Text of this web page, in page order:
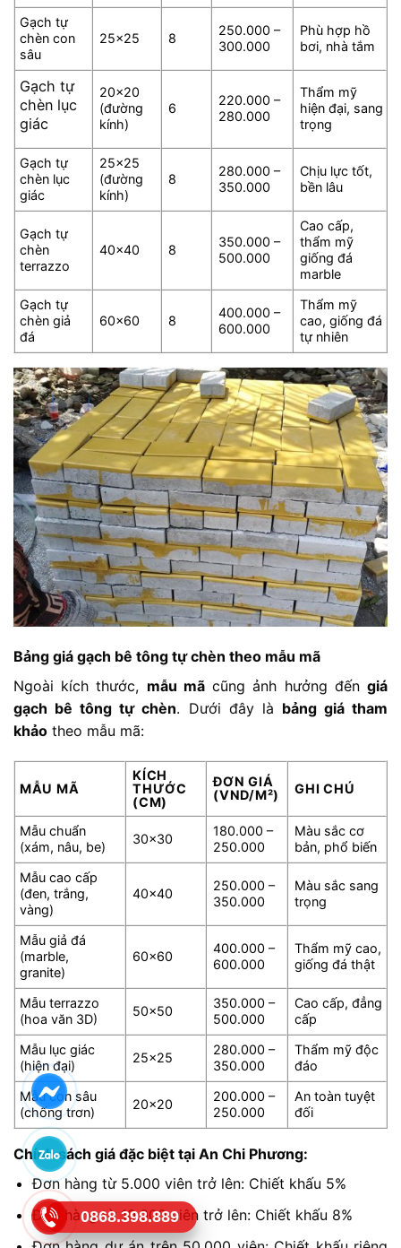
Gạch tự
chèn con
sâu
25×25 8
250.000 –
300.000
Phù hợp hồ
bơi, nhà tắm
Gạch tự
chèn lục
giác
20×20
(đường
kính)
6
220.000 –
280.000
Thẩm mỹ
hiện đại, sang
trọng
Gạch tự
chèn lục
giác
25×25
(đường
kính)
8
280.000 –
350.000
Chịu lực tốt,
bền lâu
Gạch tự
chèn
terrazzo
40×40 8
350.000 –
500.000
Cao cấp,
thẩm mỹ
giống đá
marble
Gạch tự
chèn giả
đá
60×60 8
400.000 –
600.000
Thẩm mỹ
cao, giống đá
tự nhiên
Bảng giá gạch bê tông tự chèn theo mẫu mã
Ngoài kích thước, mẫu mãcũng ảnh hưởng đếngiá
gạch bê tông tự chèn. Dưới đây là bảng giá tham
khảo theo mẫu mã:
MẪU MÃ
KÍCH
THƯỚC
(CM)
ĐƠN GIÁ
(VND/M²)
GHI CHÚ
Mẫu chuẩn
(xám, nâu, be)
30×30
180.000 –
250.000
Màu sắc cơ
bản, phổ biến
Mẫu cao cấp
(đen, trắng,
vàng)
40×40
250.000 –
350.000
Màu sắc sang
trọng
Mẫu giả đá
(marble,
granite)
60×60
400.000 –
600.000
Thẩm mỹ cao,
giống đá thật
Mẫu terrazzo
(hoa văn 3D)
50×50
350.000 –
500.000
Cao cấp, đẳng
cấp
Mẫu lục giác
(hiện đại)
25×25
280.000 –
350.000
Thẩm mỹ độc
đáo
Mẫu con sâu
(chống trơn)
20×20
200.000 –
250.000
An toàn tuyệt
đối
Chính sách giá đặc biệt tại An Chi Phương:
Đơn hàng từ 5.000 viên trở lên: Chiết khấu 5%
Đơn hàng từ 10.000 viên trở lên: Chiết khấu 8%
0868.398.889